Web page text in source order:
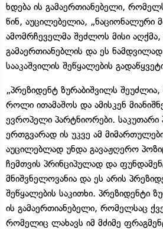
ხდება ის გამაერთიანებელი,
წინ, აუცილებელია, „ნაციონალური
ამომრჩეველმა შეძლოს მისი
გამაერთიანებლის და ეს
სააკაშვილის შეწყალების
„პრეზიდენტ ზურაბიშვილს
როლი ითამაშოს და ამისკენ
ევროპელი პარტნიორები. საკუთარი
ერთგვარად ის უკვე ამ
აუცილებლად უნდა გავაჟღერო
ჩემთვის პრინციპულად და
მნიშვნელოვანია და ეს არის
შეწყალების საკითხი. პრეზიდენტი
ის გამაერთიანებელი, რომელსაც
რომელიც ლახავს იმ მძიმე